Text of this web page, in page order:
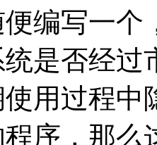
编写一个
是否经
用过程中
序，那么